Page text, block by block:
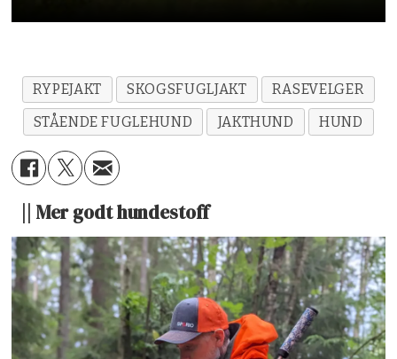
RYPEJAKT SKOGSFUGLJAKT
RASEVELGER
STÅENDE FUGLEHUND
JAKTHUND HUND
|| Mer godt hundestoff